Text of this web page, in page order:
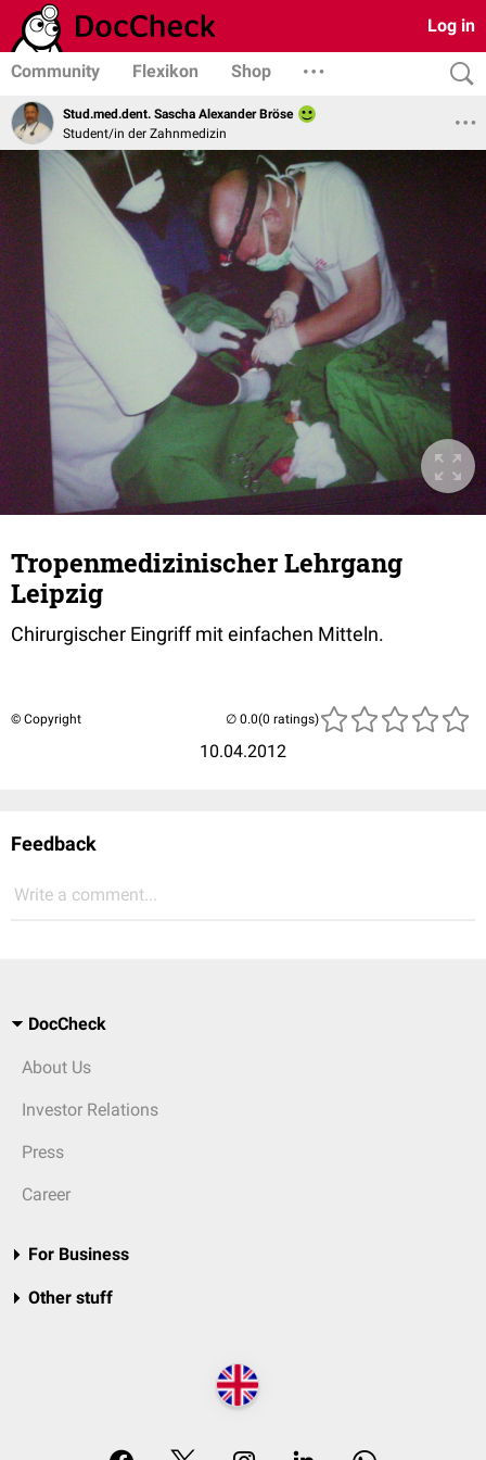
Log in
Community Flexikon Shop
Stud.med.dent. Sascha Alexander Bröse
Student/in der Zahnmedizin
Tropenmedizinischer Lehrgang
Leipzig
Chirurgischer Eingriff mit einfachen Mitteln.
© Copyright
10.04.2012
(0 ratings)
Feedback
Write a comment...
DocCheck
About Us
Investor Relations
Press
Career
For Business
Other stuff